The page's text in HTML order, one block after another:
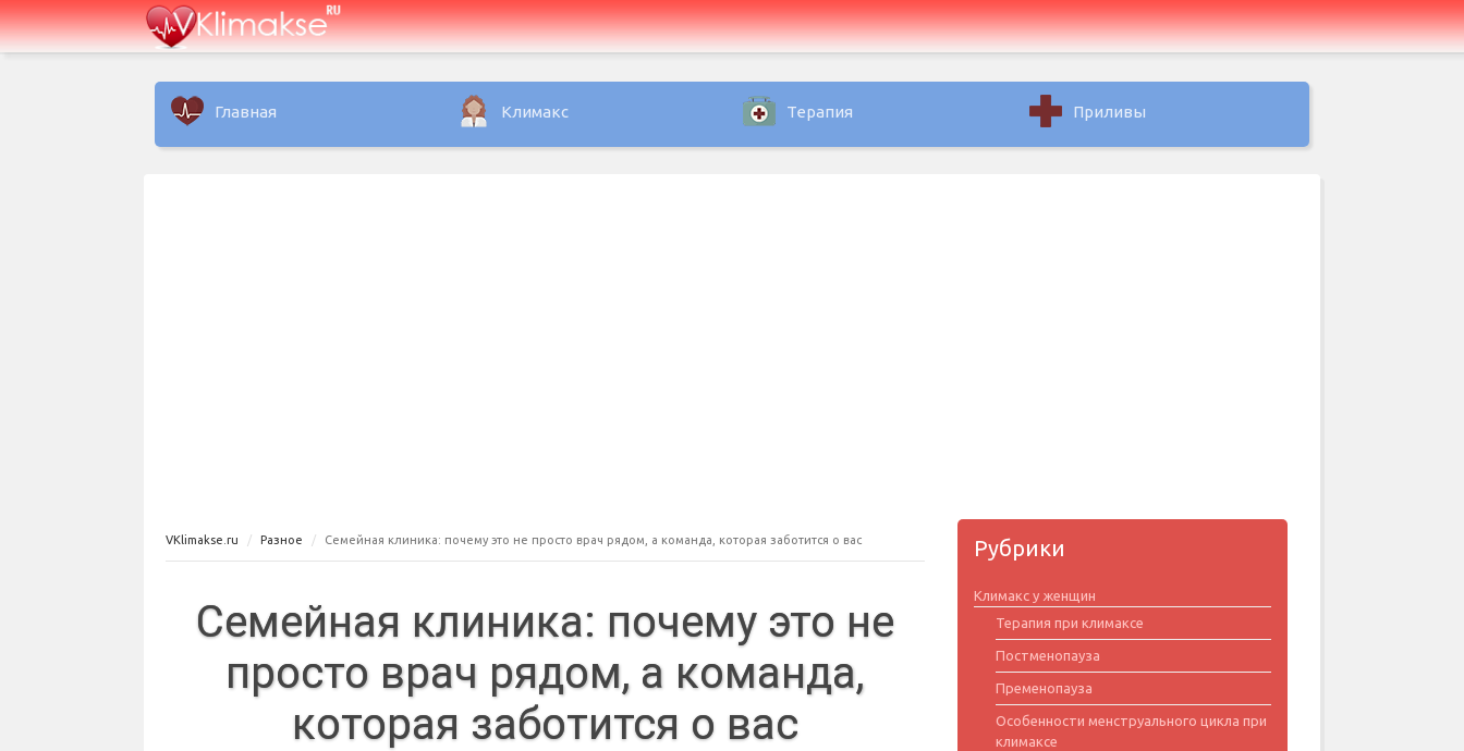
Главная Климакс Терапия Приливы
VKlimakse.ru Разное Семейная клиника: почему это не просто врач рядом, а команда, которая заботится о вас
Семейная клиника: почему это не
просто врач рядом, а команда,
которая заботится о вас
Рубрики
Климакс у женщин
Терапия при климаксе
Постменопауза
Пременопауза
Особенности менструального цикла при
климаксе